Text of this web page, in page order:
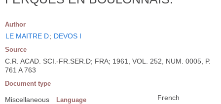
Author
LE MAITRE D; DEVOS I
Source
C.R. ACAD. SCI.-FR.SER.D; FRA; 1961, VOL. 252, NUM. 0005, P.
761 A 763
Document type
Miscellaneous Language French